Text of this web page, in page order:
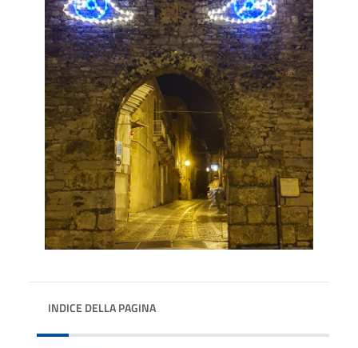
INDICE DELLA PAGINA